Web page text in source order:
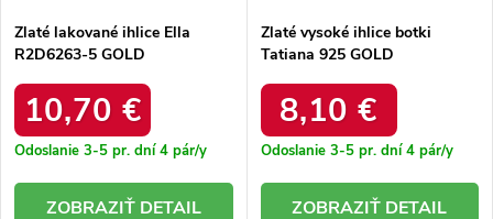
Zlaté lakované ihlice Ella
R2D6263-5 GOLD
10,70 €
Odoslanie 3-5 pr. dní4 pár/y
DETAIL
Zlaté vysoké ihlice botki
Tatiana 925 GOLD
8,10 €
Odoslanie 3-5 pr. dní4 pár/y
DETAIL